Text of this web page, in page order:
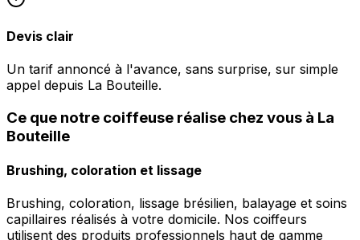
Devis clair
Un tarif annoncé à l'avance, sans surprise, sur simple
appel depuis La Bouteille.
Ce que notre coiffeuse réalise chez vous à La
Bouteille
Brushing, coloration et lissage
Brushing, coloration, lissage brésilien, balayage et soins
capillaires réalisés à votre domicile. Nos coiffeurs
utilisent des produits professionnels haut de gamme